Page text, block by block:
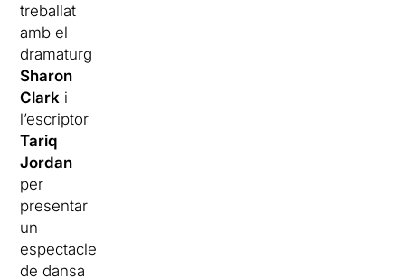
treballat
amb el
dramaturg
Sharon
Clark i
l’escriptor
Tariq
Jordan
per
presentar
un
espectacle
de dansa